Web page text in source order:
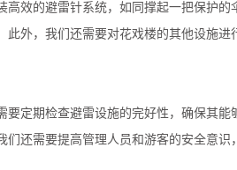
效的避雷针系统，如同撑起一把保护
外，我们还需要对花戏楼的其他设施进
定期检查避雷设施的完好性，确保其
还需要提高管理人员和游客的安全意